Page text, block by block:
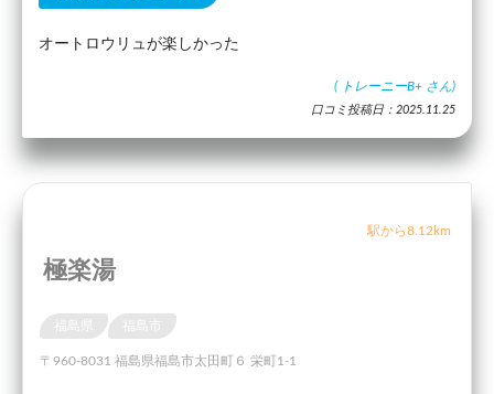
オートロウリュが楽しかった
( トレーニーB+ さん)
口コミ投稿日：2025.11.25
駅から8.12km
極楽湯
〒960-8031 福島県福島市太田町６ 栄町1-1